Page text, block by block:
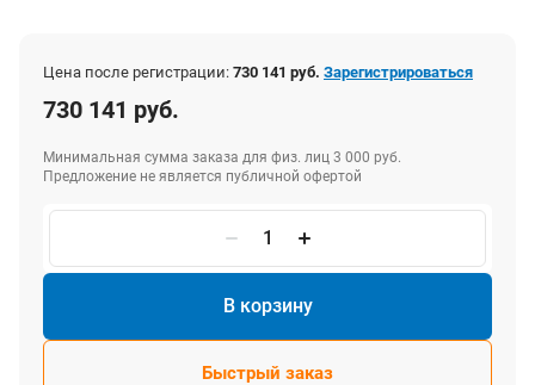
Цена после регистрации: 730 141 руб. Зарегистрироваться
730 141 руб.
Минимальная сумма заказа для физ. лиц 3 000 руб.
Предложение не является публичной офертой
В корзину
Быстрый заказ